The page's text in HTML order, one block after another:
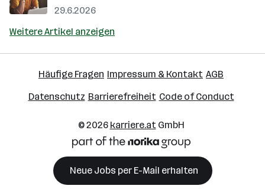
29.6.2026
Weitere Artikel anzeigen
Häufige Fragen Impressum & Kontakt AGB
Datenschutz Barrierefreiheit Code of Conduct
© 2026 karriere.atGmbH
Neue Jobs per E-Mail erhalten